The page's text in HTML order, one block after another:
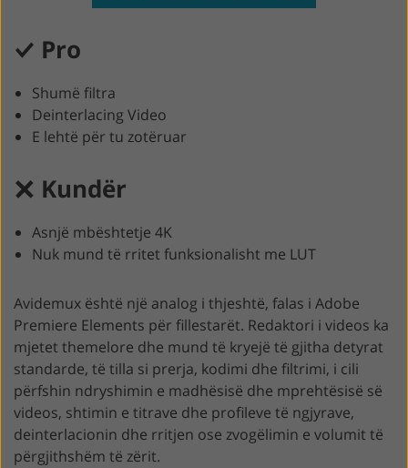
Pro
Shumë filtra
Deinterlacing Video
E lehtë për tu zotëruar
Kundër
Asnjë mbështetje 4K
Nuk mund të rritet funksionalisht me LUT
Avidemux është një analog i thjeshtë, falas i Adobe
Premiere Elements për fillestarët. Redaktori i videos ka
mjetet themelore dhe mund të kryejë të gjitha detyrat
standarde, të tilla si prerja, kodimi dhe filtrimi, i cili
përfshin ndryshimin e madhësisë dhe mprehtësisë së
videos, shtimin e titrave dhe profileve të ngjyrave,
deinterlacionin dhe rritjen ose zvogëlimin e volumit të
përgjithshëm të zërit.